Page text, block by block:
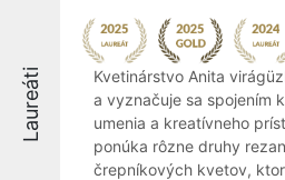
Laureáti
Kvetinárstvo Anita
a vyznačuje sa spojením
umenia a kreatívneho
ponúka rôzne druhy
črepníkových kvetov,